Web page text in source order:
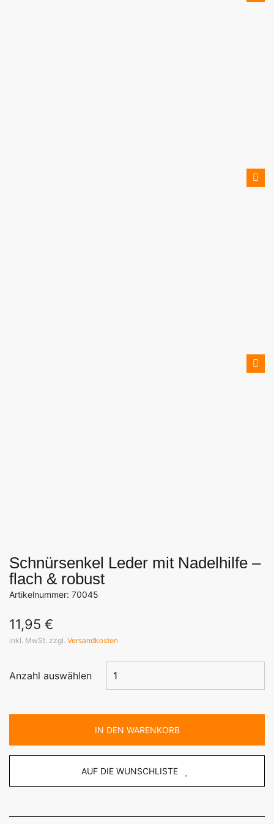
Schnürsenkel Leder mit Nadelhilfe –
flach & robust
Artikelnummer: 70045
11,95 €
inkl. MwSt. zzgl. Versandkosten
Anzahl auswählen
IN DEN WARENKORB
AUF DIE WUNSCHLISTE